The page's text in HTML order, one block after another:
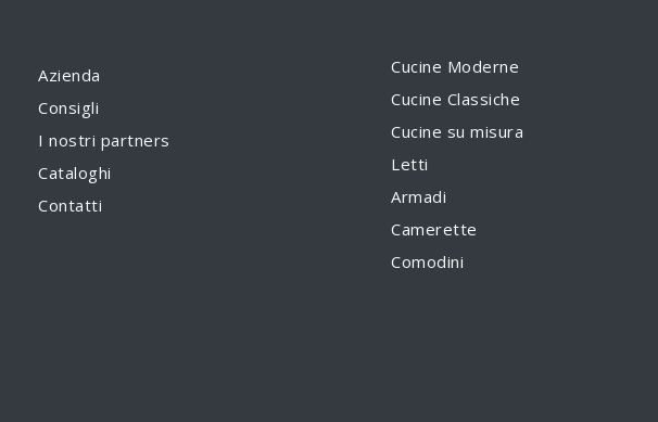
Azienda
Consigli
I nostri partners
Cataloghi
Contatti
Cucine Moderne
Cucine Classiche
Cucine su misura
Letti
Armadi
Camerette
Comodini